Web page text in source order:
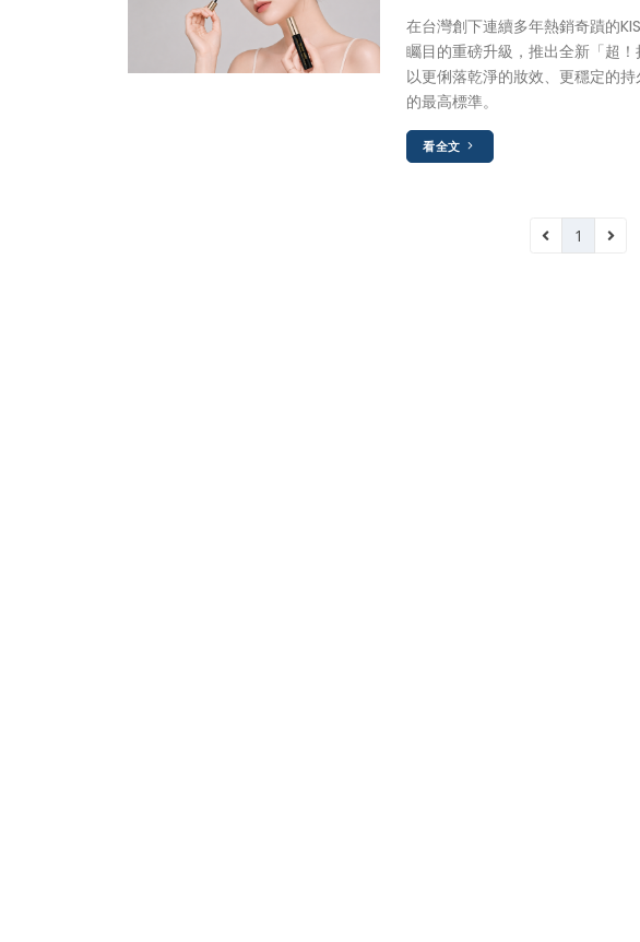
在台灣創下連續多年熱銷奇蹟的
矚目的重磅升級，推出全新「超
以更俐落乾淨的妝效、更穩定的
的最高標準。
看全文
1